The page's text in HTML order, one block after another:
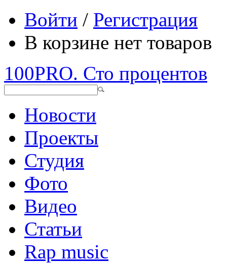
Войти / Регистрация
В корзине нет товаров
100PRO. Сто процентов
Новости
Проекты
Студия
Фото
Видео
Статьи
Rap music